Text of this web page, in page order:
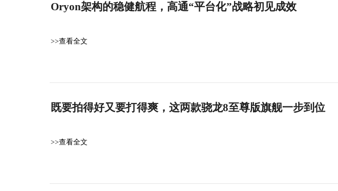
Oryon架构的稳健航程，高通“平台化”战略初见成效
>>查看全文
既要拍得好又要打得爽，这两款骁龙8至尊版旗舰一步到位
>>查看全文